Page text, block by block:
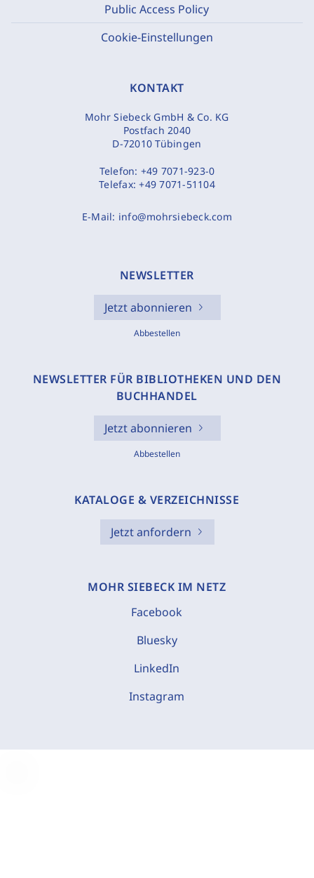
Public Access Policy
Cookie-Einstellungen
KONTAKT
Mohr Siebeck GmbH & Co. KG
Postfach 2040
D-72010 Tübingen
Telefon: +49 7071-923-0
Telefax:+49 7071-51104
E-Mail: info@mohrsiebeck.com
NEWSLETTER
Jetzt abonnieren
Abbestellen
NEWSLETTER FÜR BIBLIOTHEKEN UND DEN
BUCHHANDEL
Jetzt abonnieren
Abbestellen
KATALOGE & VERZEICHNISSE
Jetzt anfordern
MOHR SIEBECK IM NETZ
Facebook
Bluesky
LinkedIn
Instagram